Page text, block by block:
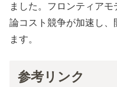
ました。フロンティア
論コスト競争が加速し
ます。
参考リンク